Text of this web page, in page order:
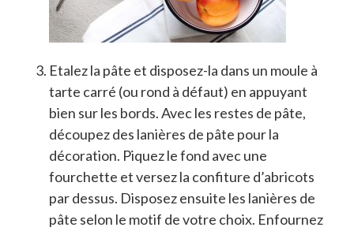
Etalez la pâte et disposez-la dans un moule à
tarte carré (ou rond à défaut) en appuyant
bien sur les bords. Avec les restes de pâte,
découpez des lanières de pâte pour la
décoration. Piquez le fond avec une
fourchette et versez la confiture d’abricots
par dessus. Disposez ensuite les lanières de
pâte selon le motif de votre choix. Enfournez